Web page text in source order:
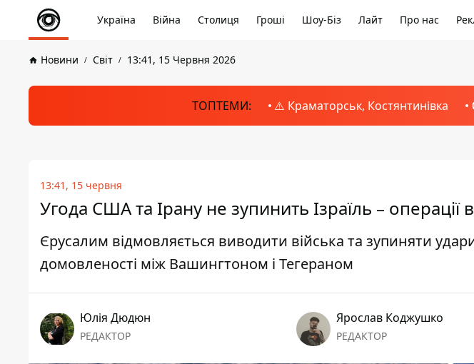
Україна Війна Столиця Гроші Шоу-Біз Лайт Про нас
Новини Світ 13:41, 15 Червня 2026
ТОПТЕМИ: ⚠️ Краматорськ, Костянтинівка
13:41, 15 червня
Угода США та Ірану не зупинить Ізраїль – операції
Єрусалим відмовляється виводити війська та зупиняти
домовленості між Вашингтоном і Тегераном
Юлія Дюдюн
РЕДАКТОР
Ярослав Коджушко
РЕДАКТОР